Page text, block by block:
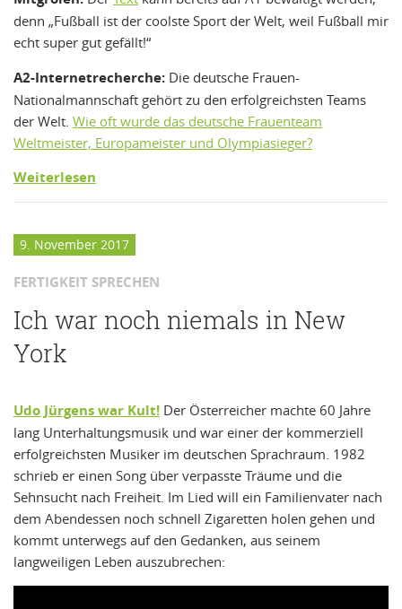
denn „Fußball ist der coolste Sport der Welt, weil Fußball mir
echt super gut gefällt!“
A2-Internetrecherche: Die deutsche Frauen-
Nationalmannschaft gehört zu den erfolgreichsten Teams
der Welt. Wie oft wurde das deutsche Frauenteam
Weltmeister, Europameister und Olympiasieger?
Weiterlesen
9. November 2017
FERTIGKEIT SPRECHEN
Ich war noch niemals in New
York
Udo Jürgens war Kult! Der Österreicher machte 60 Jahre
lang Unterhaltungsmusik und war einer der kommerziell
erfolgreichsten Musiker im deutschen Sprachraum. 1982
schrieb er einen Song über verpasste Träume und die
Sehnsucht nach Freiheit. Im Lied will ein Familienvater nach
dem Abendessen noch schnell Zigaretten holen gehen und
kommt unterwegs auf den Gedanken, aus seinem
langweiligen Leben auszubrechen: